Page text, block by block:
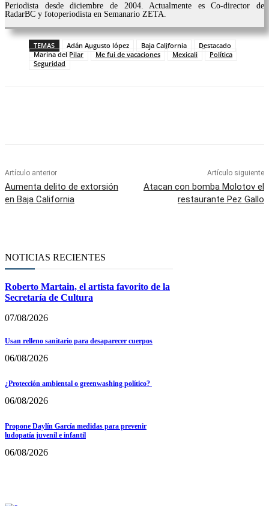
Periodista desde diciembre de 2004. Actualmente es Co-director de
RadarBC y fotoperiodista en Semanario ZETA.
TEMAS Adán Augusto lópez Baja California
Destacado
Marina del Pilar
Me fui de vacaciones Mexicali
Política
Seguridad
Artículo anterior
Aumenta delito de extorsión
en Baja California
Artículo siguiente
Atacan con bomba Molotov el
restaurante Pez Gallo
NOTICIAS RECIENTES
Roberto Martain, el artista favorito de la
Secretaría de Cultura
07/08/2026
Usan relleno sanitario para desaparecer cuerpos
06/08/2026
¿Protección ambiental o greenwashing político?
06/08/2026
Propone Daylín García medidas para prevenir
ludopatía juvenil e infantil
06/08/2026